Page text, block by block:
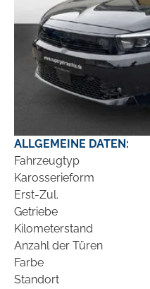
ALLGEMEINE DATEN:
Fahrzeugtyp
Karosserieform
Erst-Zul.
Getriebe
Kilometerstand
Anzahl der Türen
Farbe
Standort